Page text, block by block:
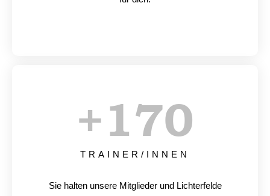
TRAINER/INNEN
+170
Sie halten unsere Mitglieder und Lichterfelde